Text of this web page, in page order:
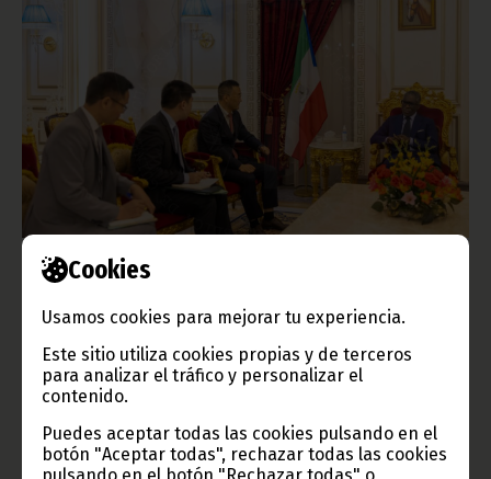
Cookies
Usamos cookies para mejorar tu experiencia.
Este sitio utiliza cookies propias y de terceros
para analizar el tráfico y personalizar el
contenido.
Puedes aceptar todas las cookies pulsando en el
botón "Aceptar todas", rechazar todas las cookies
pulsando en el botón "Rechazar todas" o
HUAWEI manifiesta su apoyo al Gobierno para el
desarrollo de las telecomunicaciones
agosto 15, 2024
acuerdos de cooperación. La empresa asiática lleva operando
en Guinea Ecuatorial desde 2006 en el sector de las
telecomunicaciones y actualmente, las partes están agilizando
vídeovigilancia en el territorio nacional.
Vicepresidencia